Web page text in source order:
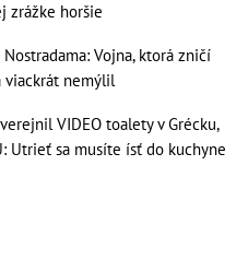
zrážke horšie
Vojna, ktorá zničí
viackrát nemýlil
VIDEO toalety v Grécku,
Utrieť sa musíte ísť do kuchyne